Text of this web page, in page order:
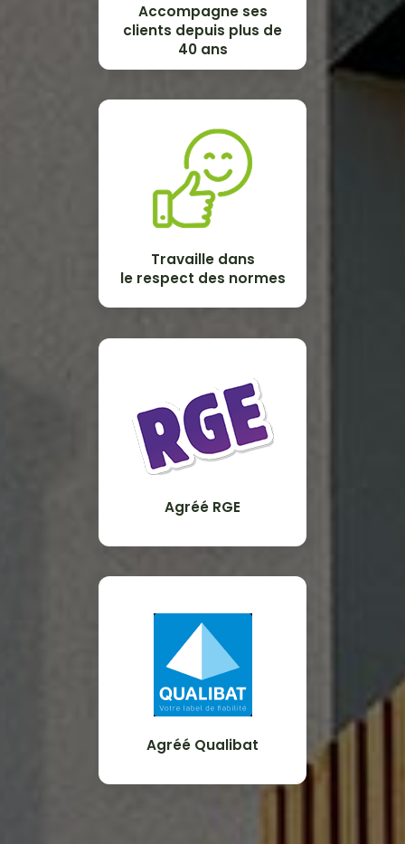
Accompagne ses
clients depuis plus de
40 ans
Travaille dans
le respect des normes
Agréé RGE
Agréé Qualibat